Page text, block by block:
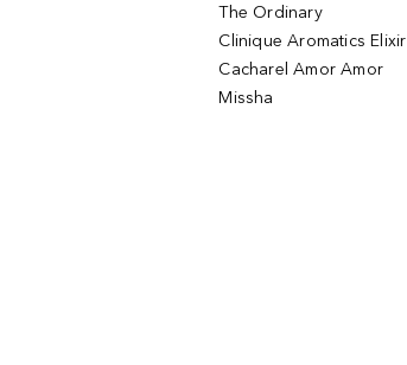
The Ordinary
Clinique Aromatics Elixir
Cacharel Amor Amor
Missha